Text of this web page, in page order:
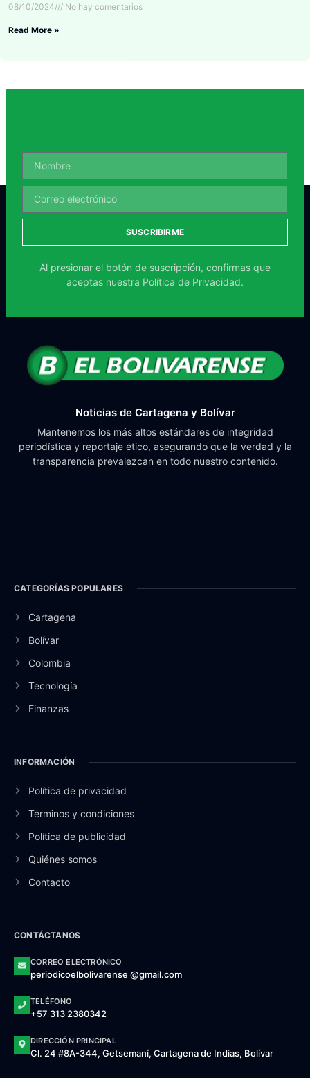
08/10/2024 No hay comentarios
Read More »
SUSCRIBIRME
Al presionar el botón de suscripción, confirmas que
aceptas nuestra Política de Privacidad.
Noticias de Cartagena y Bolívar
Mantenemos los más altos estándares de integridad
periodística y reportaje ético, asegurando que la verdad y la
transparencia prevalezcan en todo nuestro contenido.
CATEGORÍAS POPULARES
Cartagena
Bolívar
Colombia
Tecnología
Finanzas
INFORMACIÓN
Política de privacidad
Términos y condiciones
Política de publicidad
Quiénes somos
Contacto
CONTÁCTANOS
CORREO ELECTRÓNICO
periodicoelbolivarense @gmail.com
TELÉFONO
+57 313 2380342
DIRECCIÓN PRINCIPAL
Cl. 24 #8A-344, Getsemaní, Cartagena de Indias, Bolívar